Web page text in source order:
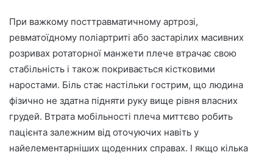
При важкому посттравматичному артрозі,
ревматоїдному поліартриті або застарілих масивних
розривах ротаторної манжети плече втрачає свою
стабільність і також покривається кістковими
наростами. Біль стає настільки гострим, що людина
фізично не здатна підняти руку вище рівня власних
грудей. Втрата мобільності плеча миттєво робить
пацієнта залежним від оточуючих навіть у
найелементарніших щоденних справах. І якщо кілька